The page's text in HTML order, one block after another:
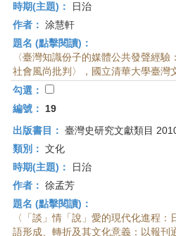
時期(主題)：
日治
作者： 涂慧軒
題名 (點擊閱讀)：
〈臺灣知識份子的媒體公共發聲經
社會風尚批判〉，國立清華大學臺灣
勾選：
編號：
19
出版書目： 臺灣史研究文獻類目
類別： 文化
時期(主題)：
日治
作者： 徐孟芳
題名 (點擊閱讀)：
〈「談」情「說」愛的現代化進程
語形成、轉折及其文化意義：以報刊